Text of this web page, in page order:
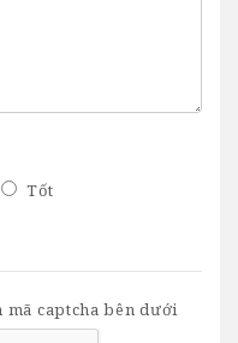
Tốt
mã captcha bên dưới